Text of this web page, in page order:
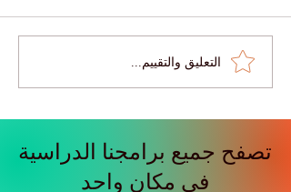
🎓 تعرّفوا على ريم — تعلّم
بلا حدود
التعليق والتقييم...
تصفح جميع برامجنا الدراسية
في مكان واحد